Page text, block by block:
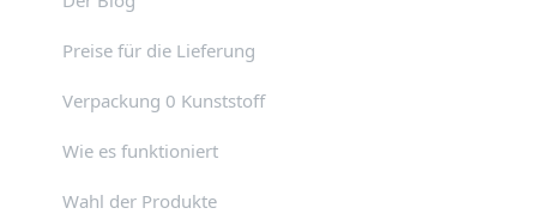
Preise für die Lieferung
Verpackung 0 Kunststoff
Wie es funktioniert
Wahl der Produkte